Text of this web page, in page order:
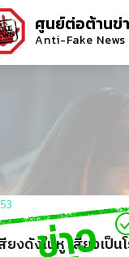
ศูนย์ต่อต้านข่
Anti-Fake
ยงดังในหู เสี่ยงเป็